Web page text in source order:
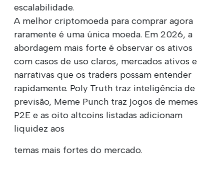
escalabilidade.
A melhor criptomoeda para comprar agora
raramente é uma única moeda. Em 2026, a
abordagem mais forte é observar os ativos
com casos de uso claros, mercados ativos e
narrativas que os traders possam entender
rapidamente. Poly Truth traz inteligência de
previsão, Meme Punch traz jogos de memes
P2E e as oito altcoins listadas adicionam
liquidez aos
temas mais fortes do mercado.